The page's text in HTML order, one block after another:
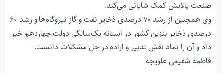
صنعت پالایش کمک شایانی می‌کند.
وی همچنین از رشد ۷۰ درصدی ذخایر نفت و گاز نیروگاه‌ها و رشد ۶۰
درصدی ذخایر بنزين کشور در آستانه یک‌سالگی دولت چهاردهم خبر
داد و آن را نماد نقش تدبیر و اراده در حل مشکلات دانست.
فاطمه شفیعی علویجه